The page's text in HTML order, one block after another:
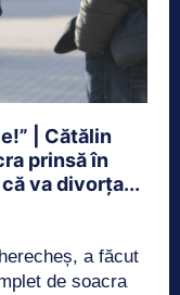
| Cătălin
prinsă în
va divorța...
a făcut
de soacra